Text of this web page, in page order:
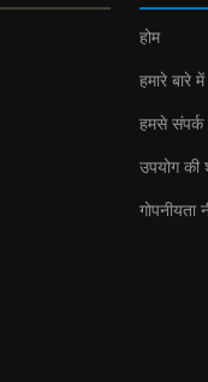
होम
हमारे बारे में
हमसे
उपयोग की
गोपनीयता